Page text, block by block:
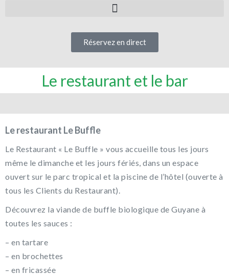
Réservez en direct
Le restaurant et le bar
Le restaurant Le Buffle
Le Restaurant « Le Buffle » vous accueille tous les jours
même le dimanche et les jours fériés, dans un espace
ouvert sur le parc tropical et la piscine de l’hôtel (ouverte à
tous les Clients du Restaurant).
Découvrez la viande de buffle biologique de Guyane à
toutes les sauces :
– en tartare
– en brochettes
– en fricassée